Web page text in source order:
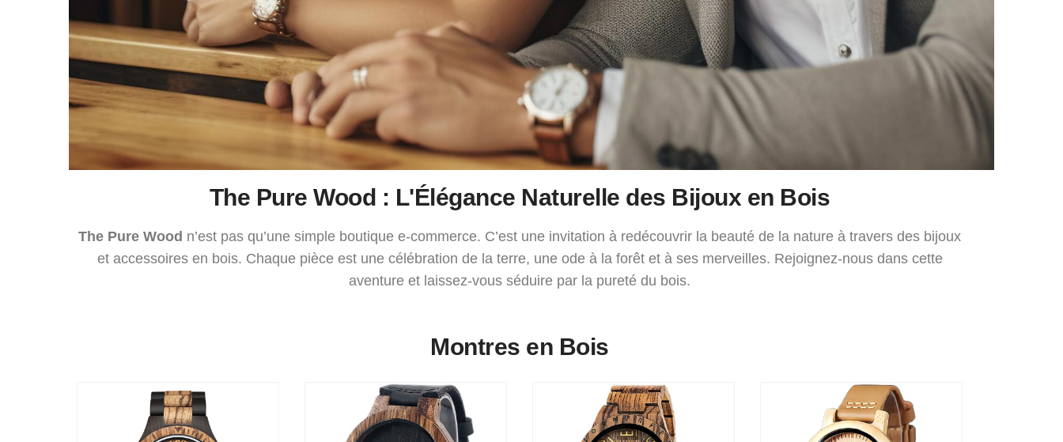
The Pure Wood : L'Élégance Naturelle des Bijoux en Bois
The Pure Wood n’est pas qu’une simple boutique e-commerce. C’est une invitation à redécouvrir la beauté de la nature à travers des bijoux
et accessoires en bois. Chaque pièce est une célébration de la terre, une ode à la forêt et à ses merveilles. Rejoignez-nous dans cette
aventure et laissez-vous séduire par la pureté du bois.
Montres en Bois